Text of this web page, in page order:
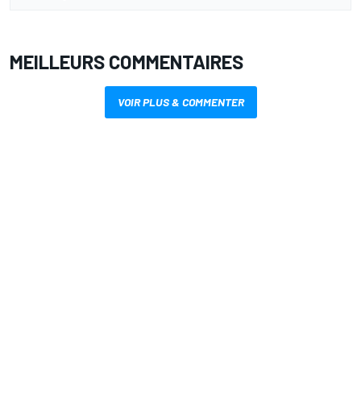
MEILLEURS COMMENTAIRES
VOIR PLUS & COMMENTER